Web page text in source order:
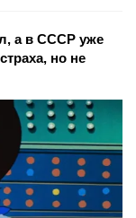
а в СССР уже
но не